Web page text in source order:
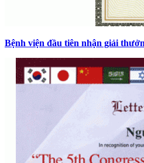
Bệnh viện đầu tiên nhận giải